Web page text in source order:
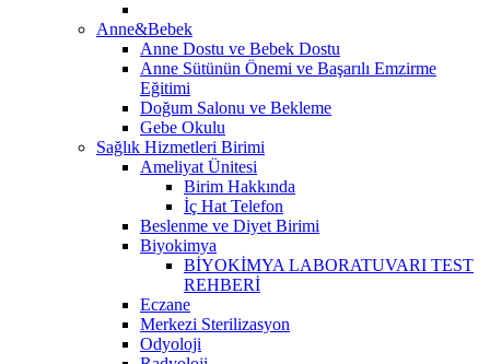
Anne&Bebek
Anne Dostu ve Bebek Dostu
Anne Sütünün Önemi ve Başarılı Emzirme
Eğitimi
Doğum Salonu ve Bekleme
Gebe Okulu
Sağlık Hizmetleri Birimi
Ameliyat Ünitesi
Birim Hakkında
İç Hat Telefon
Beslenme ve Diyet Birimi
Biyokimya
BİYOKİMYA LABORATUVARI TEST
REHBERİ
Eczane
Merkezi Sterilizasyon
Odyoloji